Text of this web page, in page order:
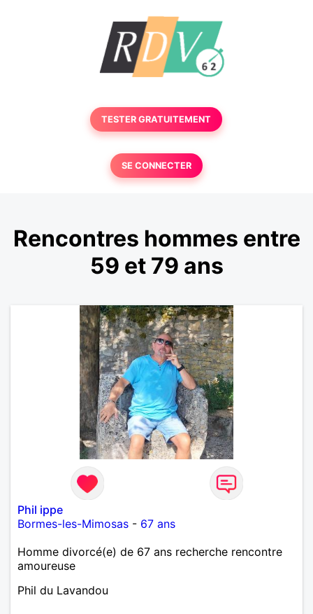
TESTER GRATUITEMENT
SE CONNECTER
Rencontres hommes entre
59 et 79 ans
Phil ippe
Bormes-les-Mimosas - 67 ans
Homme divorcé(e) de 67 ans recherche rencontre
amoureuse
Phil du Lavandou